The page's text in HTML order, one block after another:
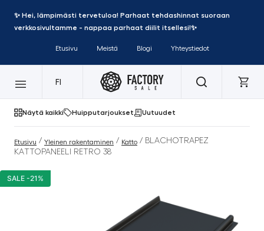
✨ Hei, lämpimästi tervetuloa! Parhaat tehdashinnat suoraan
verkkosivultamme - nappaa parhaat diilit itsellesi!✨
Etusivu Meistä Blogi Yhteystiedot
FI
Näytä kaikki Huipputarjoukset Uutuudet
Etusivu / Yleinen rakentaminen / Katto / BLACHOTRAPEZ
KATTOPANEELI RETRO 38
SALE -21%